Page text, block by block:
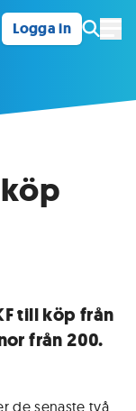
Logga in
till köp från
från 200.
de senaste två